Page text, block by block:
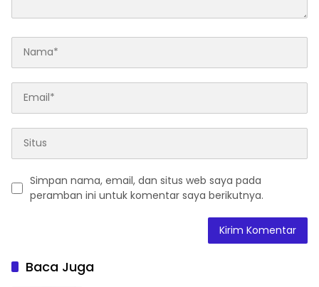
Simpan nama, email, dan situs web saya pada
peramban ini untuk komentar saya berikutnya.
Baca Juga